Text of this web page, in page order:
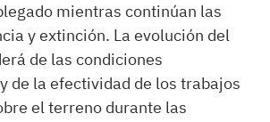
mientras continúan las
y extinción. La evolución del
de las condiciones
de la efectividad de los trabajos
el terreno durante las